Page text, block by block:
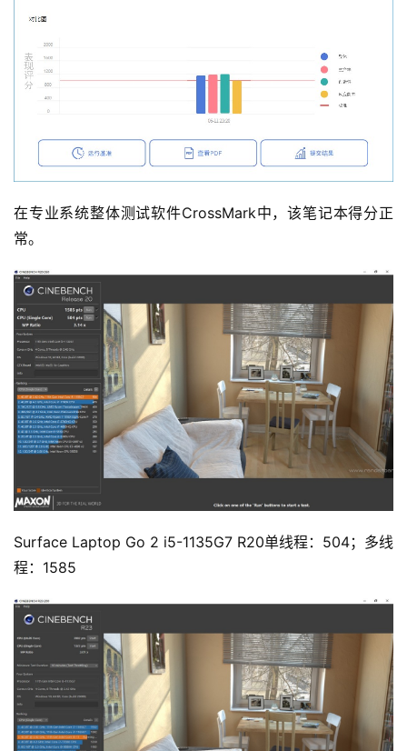
在专业系统整体测试软件CrossMark中，该笔记本得分正
常。
Surface Laptop Go 2 i5-1135G7 R20单线程：504；多线
程：1585